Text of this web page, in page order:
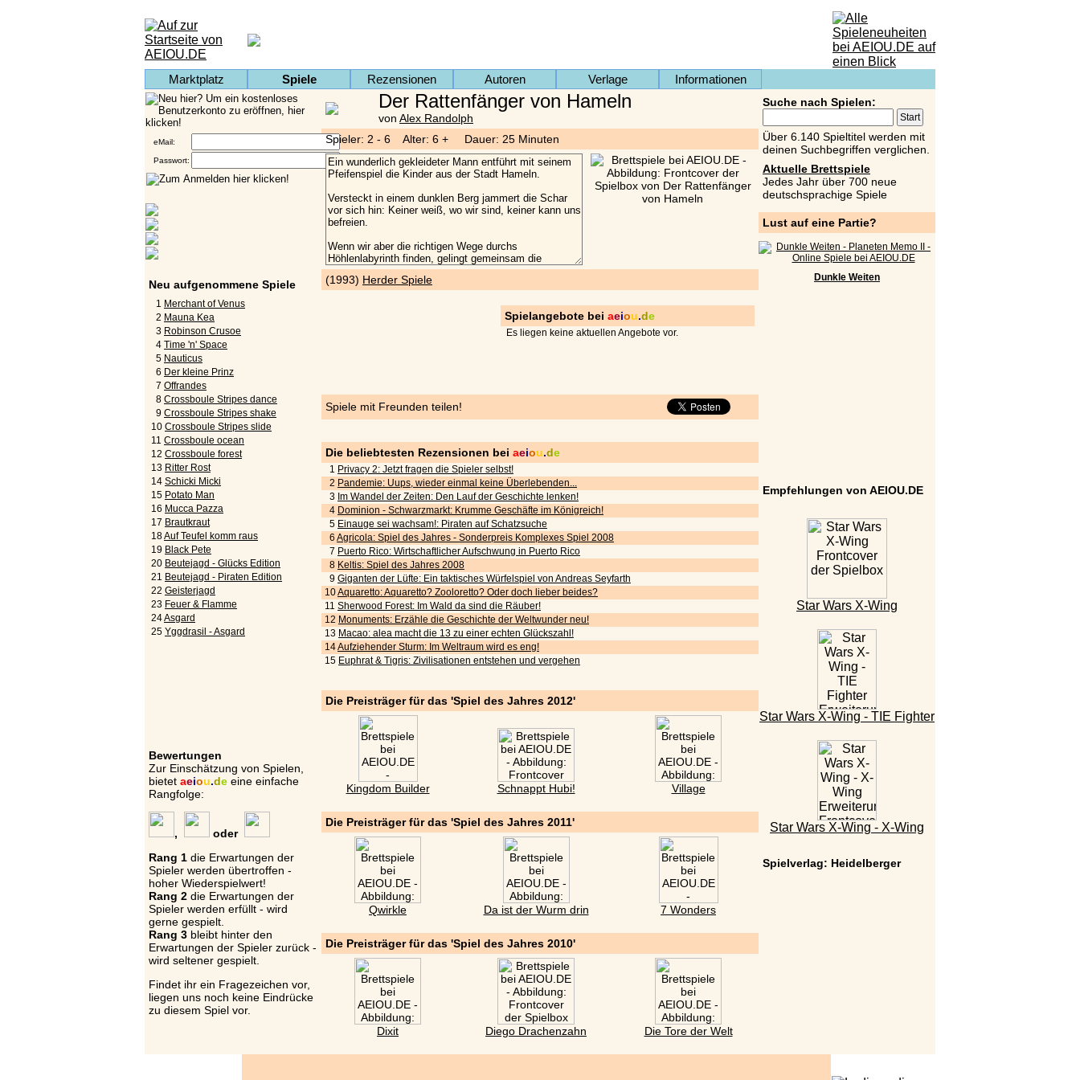
Marktplatz Spiele Rezensionen Autoren Verlage Informationen
eMail:
Passwort:
Neu aufgenommene Spiele
1 Merchant of Venus
2 Mauna Kea
3 Robinson Crusoe
4 Time 'n' Space
5 Nauticus
6 Der kleine Prinz
7 Offrandes
8 Crossboule Stripes dance
9 Crossboule Stripes shake
10 Crossboule Stripes slide
11 Crossboule ocean
12 Crossboule forest
13 Ritter Rost
14 Schicki Micki
15 Potato Man
16 Mucca Pazza
17 Brautkraut
18Auf Teufel komm raus
19 Black Pete
20 Beutejagd - Glücks Edition
21 Beutejagd - Piraten Edition
22 Geisterjagd
23 Feuer & Flamme
24Asgard
25 Yggdrasil - Asgard
Bewertungen
Zur Einschätzung von Spielen,
bietet aeiou.de eine einfache
Rangfolge:
,
oder
Rang 1 die Erwartungen der
Spieler werden übertroffen -
hoher Wiederspielwert!
Rang 2 die Erwartungen der
Spieler werden erfüllt - wird
gerne gespielt.
Rang 3 bleibt hinter den
Erwartungen der Spieler zurück -
wird seltener gespielt.
Findet ihr ein Fragezeichen vor,
liegen uns noch keine Eindrücke
zu diesem Spiel vor.
Suche nach Spielen:
Über 6.140 Spieltitel werden mit
deinen Suchbegriffen verglichen.
Aktuelle Brettspiele
Jedes Jahr über 700 neue
deutschsprachige Spiele
Lust auf eine Partie?
Dunkle Weiten
Empfehlungen von AEIOU.DE
Star Wars X-Wing
Star Wars X-Wing - TIE Fighter
Star Wars X-Wing - X-Wing
Spielverlag: Heidelberger
Der Rattenfänger von Hameln
von Alex Randolph
Spieler: 2 - 6 Alter: 6 + Dauer: 25 Minuten
(1993) Herder Spiele
Spielangebote bei aeiou.de
Es liegen keine aktuellen Angebote vor.
Spiele mit Freunden teilen!
Die beliebtesten Rezensionen bei aeiou.de
1 Privacy 2: Jetzt fragen die Spieler selbst!
2 Pandemie: Uups, wieder einmal keine Überlebenden...
3 Im Wandel der Zeiten: Den Lauf der Geschichte lenken!
4 Dominion - Schwarzmarkt: Krumme Geschäfte im Königreich!
5 Einauge sei wachsam!: Piraten auf Schatzsuche
6 Agricola: Spiel des Jahres - Sonderpreis Komplexes Spiel 2008
7 Puerto Rico: Wirtschaftlicher Aufschwung in Puerto Rico
8 Keltis: Spiel des Jahres 2008
9 Giganten der Lüfte: Ein taktisches Würfelspiel von Andreas Seyfarth
10Aquaretto: Aquaretto? Zooloretto? Oder doch lieber beides?
11 Sherwood Forest: Im Wald da sind die Räuber!
12 Monuments: Erzähle die Geschichte der Weltwunder neu!
13 Macao: alea macht die 13 zu einer echten Glückszahl!
14Aufziehender Sturm: Im Weltraum wird es eng!
15 Euphrat & Tigris: Zivilisationen entstehen und vergehen
Die Preisträger für das 'Spiel des Jahres 2012'
Kingdom Builder Schnappt Hubi! Village
Die Preisträger für das 'Spiel des Jahres 2011'
Qwirkle Da ist der Wurm drin 7 Wonders
Die Preisträger für das 'Spiel des Jahres 2010'
Dixit Diego Drachenzahn Die Tore der Welt